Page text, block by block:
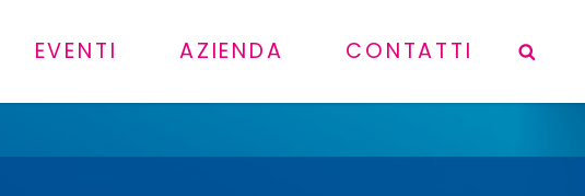
EVENTI AZIENDA CONTATTI